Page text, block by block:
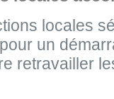
locales
pour un
retravailler